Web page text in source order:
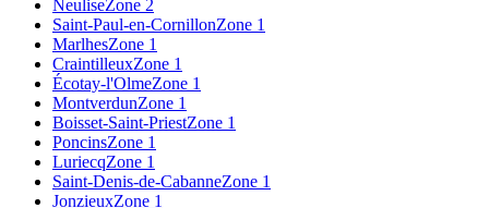
NeuliseZone 2
Saint-Paul-en-CornillonZone 1
MarlhesZone 1
CraintilleuxZone 1
Écotay-l'OlmeZone 1
MontverdunZone 1
Boisset-Saint-PriestZone 1
PoncinsZone 1
LuriecqZone 1
Saint-Denis-de-CabanneZone 1
JonzieuxZone 1